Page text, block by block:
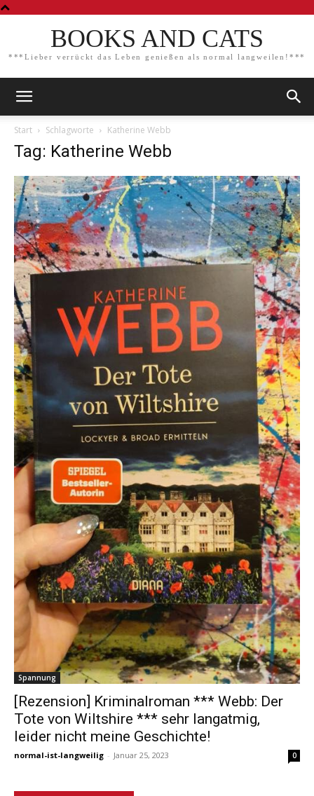
BOOKS AND CATS
***Lieber verrückt das Leben genießen als normal langweilen!***
Start Schlagworte Katherine Webb
Tag: Katherine Webb
Spannung
[Rezension] Kriminalroman *** Webb: Der
Tote von Wiltshire *** sehr langatmig,
leider nicht meine Geschichte!
normal-ist-langweilig - Januar 25, 2023 0